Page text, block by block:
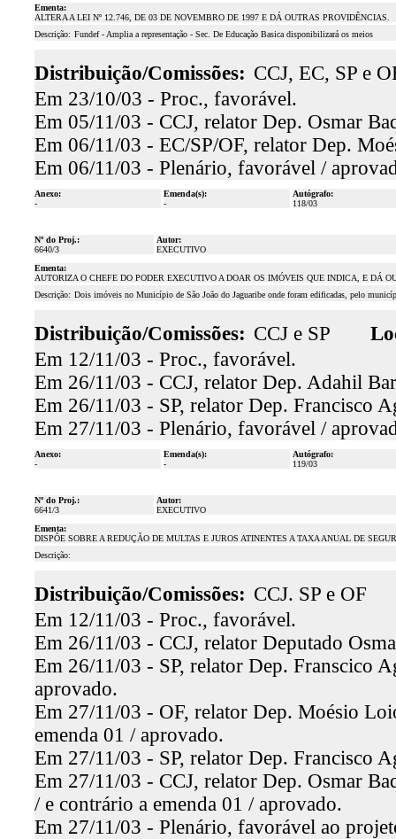
Ementa:
ALTERA A LEI Nº 12.746, DE 03 DE NOVEMBRO DE 1997 E DÁ OUTRAS PROVIDÊNCIAS.
Descrição: Fundef - Amplia a representação - Sec. De Educação Basica disponibilizará os meios
Distribuição/Comissões: CCJ, EC, SP e
Em 23/10/03 - Proc., favorável.
Em 05/11/03 - CCJ, relator Dep. Osmar
Em 06/11/03 - EC/SP/OF, relator Dep.
Em 06/11/03 - Plenário, favorável /
Anexo:
-
Emenda(s):
-
Autógrafo:
118/03
Nº do Proj.:
6640/3
Autor:
EXECUTIVO
Ementa:
AUTORIZA O CHEFE DO PODER EXECUTIVO A DOAR OS IMÓVEIS QUE INDICA, E DÁ
Descrição: Dois imóveis no Município de São João do Jaguaribe onde foram edificadas, pelo
Distribuição/Comissões: CCJ e SP
Em 12/11/03 - Proc., favorável.
Em 26/11/03 - CCJ, relator Dep. Adahil
Em 26/11/03 - SP, relator Dep. Francisco
Em 27/11/03 - Plenário, favorável /
Anexo:
-
Emenda(s):
-
Autógrafo:
119/03
Nº do Proj.:
6641/3
Autor:
EXECUTIVO
Ementa:
DISPÕE SOBRE A REDUÇÃO DE MULTAS E JUROS ATINENTES A TAXA ANUAL DE
Descrição:
Distribuição/Comissões: CCJ. SP e OF
Em 12/11/03 - Proc., favorável.
Em 26/11/03 - CCJ, relator Deputado
Em 26/11/03 - SP, relator Dep. Franscico
aprovado.
Em 27/11/03 - OF, relator Dep. Moésio
emenda 01 / aprovado.
Em 27/11/03 - SP, relator Dep. Francisco
Em 27/11/03 - CCJ, relator Dep. Osmar
/ e contrário a emenda 01 / aprovado.
Em 27/11/03 - Plenário, favorável ao